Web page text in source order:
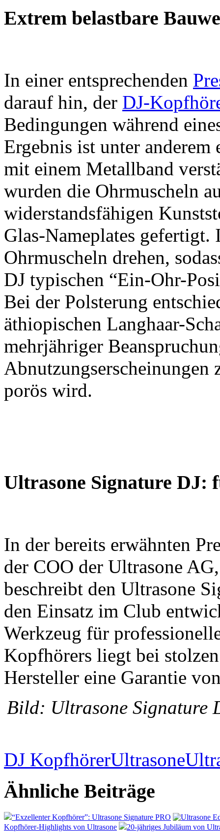
Extrem belastbare
In einer entsprechenden
darauf hin, der DJ-
Bedingungen während
Ergebnis ist unter anderem
mit einem Metallband
wurden die Ohrmuscheln
widerstandsfähigen
Glas-Nameplates
Ohrmuscheln drehen,
DJ typischen “Ein-Ohr-
Bei der Polsterung
äthiopischen Langhaar-
mehrjähriger
porös wird.
Ultrasone Signature DJ:
In der bereits erwähnten
der COO der Ultrasone
beschreibt den Ultrasone
den Einsatz im Club
Werkzeug für
Kopfhörers liegt bei
Hersteller eine Garantie
Bild: Ultrasone Signature
DJ KopfhörerUltrasone
Ähnliche Beiträge
“Exzellenter Kopfhörer”: Ultrasone Signature PRO
Kopfhörer-Highlights von Ultrasone
20-jähriges Jubiläum von